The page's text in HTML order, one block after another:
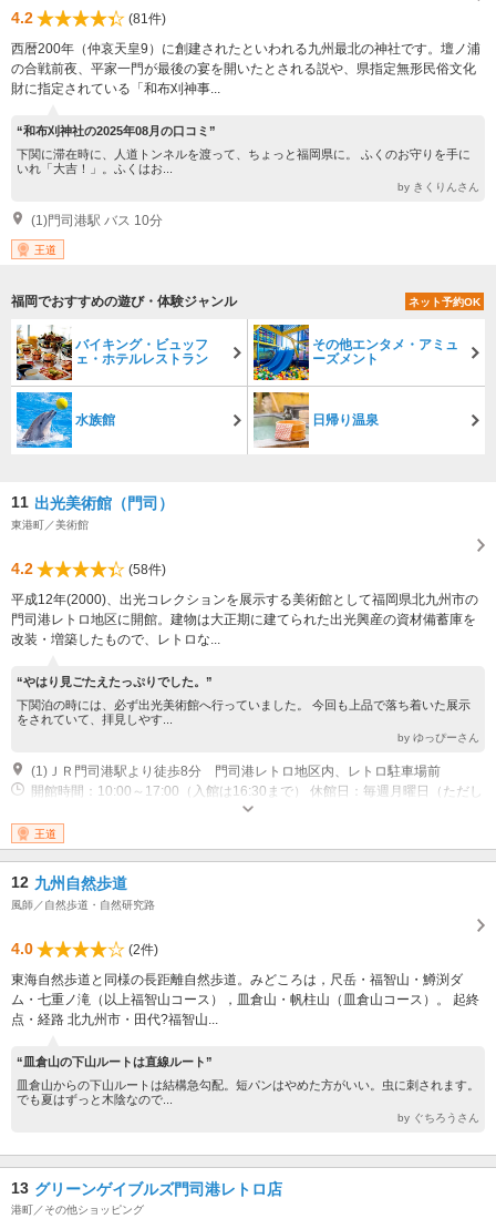
4.2
(81件)
西暦200年（仲哀天皇9）に創建されたといわれる九州最北の神社です。壇ノ浦
の合戦前夜、平家一門が最後の宴を開いたとされる説や、県指定無形民俗文化
財に指定されている「和布刈神事...
“和布刈神社の2025年08月の口コミ”
下関に滞在時に、人道トンネルを渡って、ちょっと福岡県に。 ふくのお守りを手に
いれ「大吉！」。ふくはお...
by きくりんさん
(1)門司港駅 バス 10分
王道
福岡でおすすめの遊び・体験ジャンル ネット予約OK
バイキング・ビュッフ
ェ・ホテルレストラン
その他エンタメ・アミュ
ーズメント
水族館 日帰り温泉
11 出光美術館（門司）
東港町／美術館
4.2
(58件)
平成12年(2000)、出光コレクションを展示する美術館として福岡県北九州市の
門司港レトロ地区に開館。建物は大正期に建てられた出光興産の資材備蓄庫を
改装・増築したもので、レトロな...
“やはり見ごたえたっぷりでした。”
下関泊の時には、必ず出光美術館へ行っていました。 今回も上品で落ち着いた展示
をされていて、拝見しやす...
by ゆっぴーさん
(1)ＪＲ門司港駅より徒歩8分 門司港レトロ地区内、レトロ駐車場前
開館時間：10:00～17:00（入館は16:30まで） 休館日：毎週月曜日（ただし
月曜日が祝日および振替休日の場合は開館）、年末年始および展示替期間
王道
12 九州自然歩道
風師／自然歩道・自然研究路
4.0
(2件)
東海自然歩道と同様の長距離自然歩道。みどころは，尺岳・福智山・鱒渕ダ
ム・七重ノ滝（以上福智山コース），皿倉山・帆柱山（皿倉山コース）。 起終
点・経路 北九州市・田代?福智山...
“皿倉山の下山ルートは直線ルート”
皿倉山からの下山ルートは結構急勾配。短パンはやめた方がいい。虫に刺されます。
でも夏はずっと木陰なので...
by ぐちろうさん
13 グリーンゲイブルズ門司港レトロ店
港町／その他ショッピング